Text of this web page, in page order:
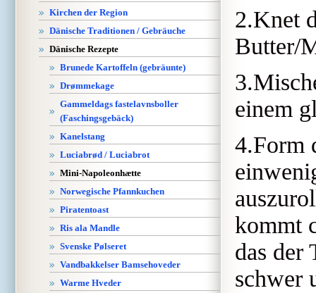
Kirchen der Region
Dänische Traditionen / Gebräuche
Dänische Rezepte
Brunede Kartoffeln (gebräunte)
Drømmekage
Gammeldags fastelavnsboller
(Faschingsgebäck)
Kanelstang
Luciabrød / Luciabrot
Mini-Napoleonhætte
Norwegische Pfannkuchen
Piratentoast
Ris ala Mandle
Svenske Pølseret
Vandbakkelser Bamsehoveder
Warme Hveder
2.Knet
Butter/
einem
4.Form
kommt
das der
schwer